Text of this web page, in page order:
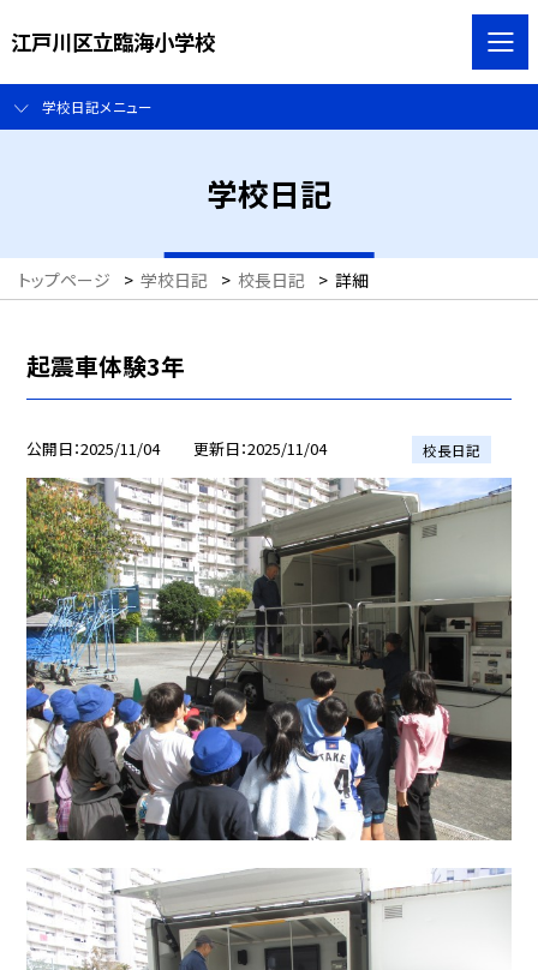
江戸川区立臨海小学校
学校日記メニュー
学校日記
トップページ > 学校日記 > 校長日記 > 詳細
起震車体験3年
公開日 2025/11/04 更新日 2025/11/04 校長日記